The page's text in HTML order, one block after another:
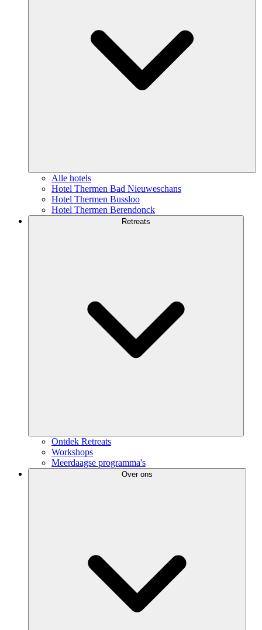
Alle hotels
Hotel Thermen Bad Nieuweschans
Hotel Thermen Bussloo
Hotel Thermen Berendonck
Retreats
Ontdek Retreats
Workshops
Meerdaagse programma's
Over ons